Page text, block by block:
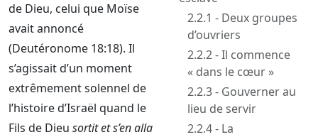
de Dieu, celui que Moïse
avait annoncé
(Deutéronome 18:18). Il
s’agissait d’un moment
extrêmement solennel de
l’histoire d’Israël quand le
Fils de Dieu sortit et s’en alla
2.2.1 - Deux groupes
d’ouvriers
2.2.2 - Il commence
« dans le cœur »
2.2.3 - Gouverner au
lieu de servir
2.2.4 - La